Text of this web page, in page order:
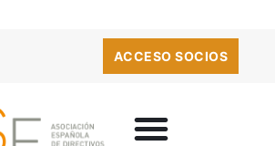
ACCESO SOCIOS